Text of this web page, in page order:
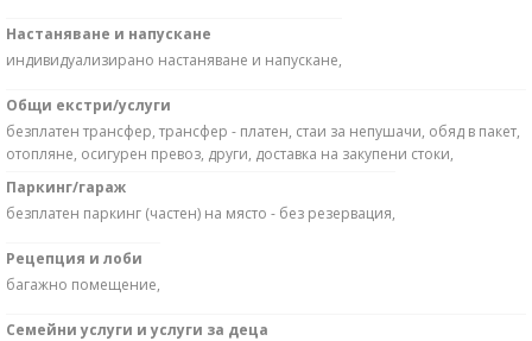
Настаняване и напускане
индивидуализирано настаняване и напускане,
Общи екстри/услуги
безплатен трансфер, трансфер - платен, стаи за непушачи, обяд в пакет,
отопляне, осигурен превоз, други, доставка на закупени стоки,
Паркинг/гараж
безплатен паркинг (частен) на място - без резервация,
Рецепция и лоби
багажно помещение,
Семейни услуги и услуги за деца